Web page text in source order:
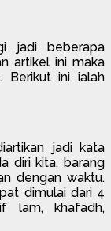
jadi beberapa
artikel ini maka
Berikut ini ialah
jadi kata
diri kita, barang
dengan waktu.
dimulai dari 4
lam, khafadh,